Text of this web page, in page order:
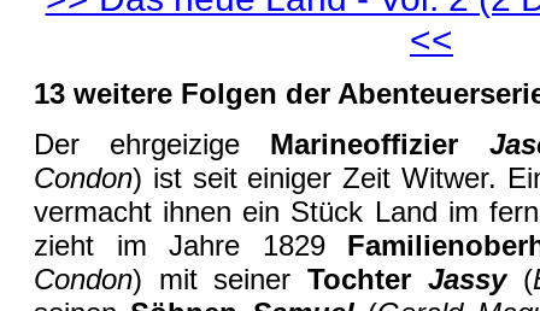
<<
13 weitere Folgen der
Der ehrgeizige Marineoffizier
Condon) ist seit einiger Zeit Witwer.
vermacht ihnen ein Stück Land im
zieht im Jahre 1829
Condon) mit seinerTochter Jassy (